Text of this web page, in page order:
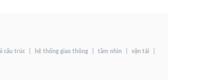
cấu trúc hệ thống giao thông tầm nhìn vận tải